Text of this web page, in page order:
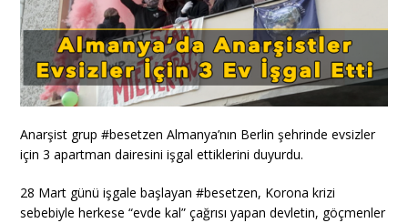
Anarşist grup #besetzen Almanya’nın Berlin şehrinde evsizler
için 3 apartman dairesini işgal ettiklerini duyurdu.
28 Mart günü işgale başlayan #besetzen, Korona krizi
sebebiyle herkese “evde kal” çağrısı yapan devletin, göçmenler